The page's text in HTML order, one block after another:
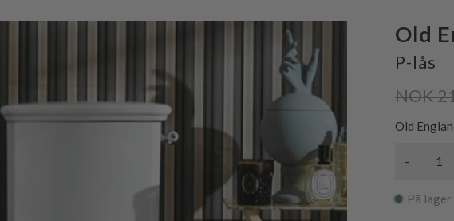
Old
P-lås
NOK
Old
-
På